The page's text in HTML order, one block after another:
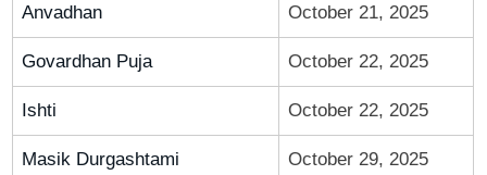
Anvadhan October 21, 2025
Govardhan Puja October 22, 2025
Ishti October 22, 2025
Masik Durgashtami October 29, 2025